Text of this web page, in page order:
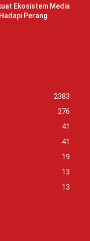
Ekosistem Media
Perang
2383
276
41
41
19
13
13